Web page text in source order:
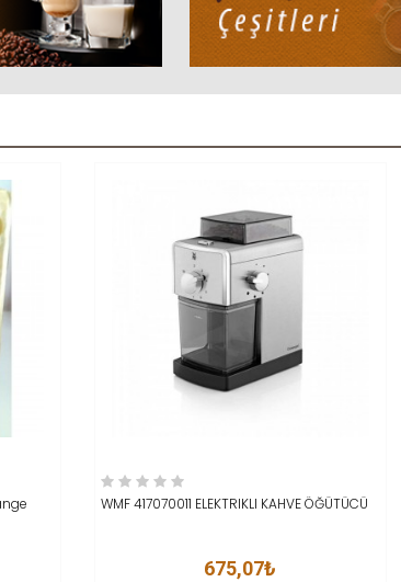
SEPETE EKLE
WMF 417070011 ELEKTRIKLI KAHVE ÖĞÜTÜCÜ
675,07₺